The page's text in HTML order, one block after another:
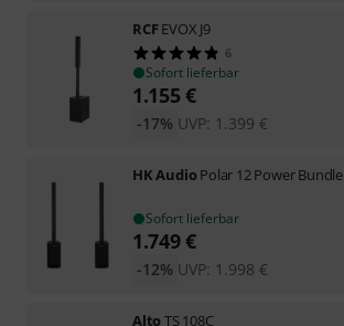
RCFEVOX J9
6
Sofort lieferbar
1.155€
UVP: 1.399 €
-17%
HK AudioPolar 12 Power Bundle
Sofort lieferbar
1.749€
UVP: 1.998 €
-12%
AltoTS 108C